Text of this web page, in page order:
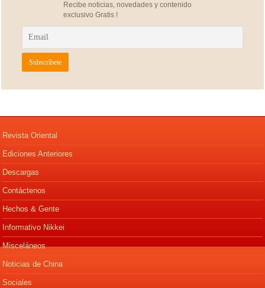
Recibe noticias, novedades y contenido
exclusivo Gratis !
Revista Oriental
Ediciones Anteriores
Descargas
Contáctenos
Hechos & Gente
Informativo Nikkei
Misceláneos
Noticias de China
Sociales